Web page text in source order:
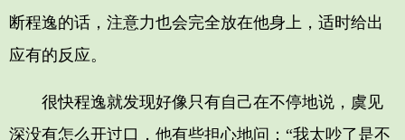
断程逸的话，注意力也会完全放在他身上，适时给出
应有的反应。
很快程逸就发现好像只有自己在不停地说，虞见
深没有怎么开过口，他有些担心地问：“我太吵了是不